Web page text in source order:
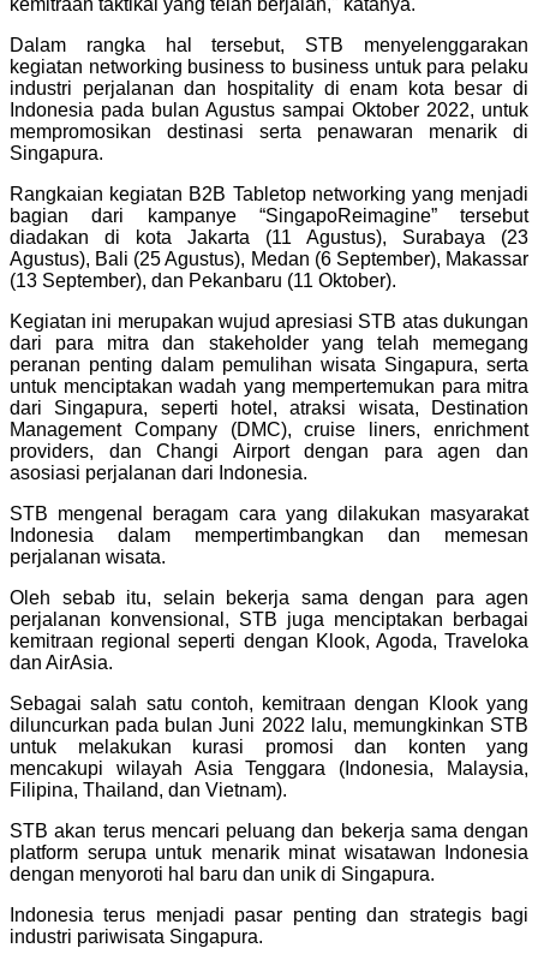
kemitraan taktikal yang telah berjalan," katanya.
Dalam rangka hal tersebut, STB menyelenggarakan
kegiatan networking business to business untuk para pelaku
industri perjalanan dan hospitality di enam kota besar di
Indonesia pada bulan Agustus sampai Oktober 2022, untuk
mempromosikan destinasi serta penawaran menarik di
Singapura.
Rangkaian kegiatan B2B Tabletop networking yang menjadi
bagian dari kampanye “SingapoReimagine” tersebut
diadakan di kota Jakarta (11 Agustus), Surabaya (23
Agustus), Bali (25 Agustus), Medan (6 September), Makassar
(13 September), dan Pekanbaru (11 Oktober).
Kegiatan ini merupakan wujud apresiasi STB atas dukungan
dari para mitra dan stakeholder yang telah memegang
peranan penting dalam pemulihan wisata Singapura, serta
untuk menciptakan wadah yang mempertemukan para mitra
dari Singapura, seperti hotel, atraksi wisata, Destination
Management Company (DMC), cruise liners, enrichment
providers, dan Changi Airport dengan para agen dan
asosiasi perjalanan dari Indonesia.
STB mengenal beragam cara yang dilakukan masyarakat
Indonesia dalam mempertimbangkan dan memesan
perjalanan wisata.
Oleh sebab itu, selain bekerja sama dengan para agen
perjalanan konvensional, STB juga menciptakan berbagai
kemitraan regional seperti dengan Klook, Agoda, Traveloka
dan AirAsia.
Sebagai salah satu contoh, kemitraan dengan Klook yang
diluncurkan pada bulan Juni 2022 lalu, memungkinkan STB
untuk melakukan kurasi promosi dan konten yang
mencakupi wilayah Asia Tenggara (Indonesia, Malaysia,
Filipina, Thailand, dan Vietnam).
STB akan terus mencari peluang dan bekerja sama dengan
platform serupa untuk menarik minat wisatawan Indonesia
dengan menyoroti hal baru dan unik di Singapura.
Indonesia terus menjadi pasar penting dan strategis bagi
industri pariwisata Singapura.